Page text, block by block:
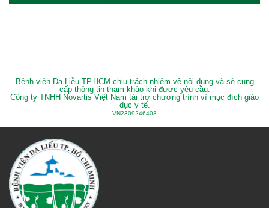
Bệnh viện Da Liễu TP.HCM chịu trách nhiệm về nội dung và sẽ cung
cấp thông tin tham khảo khi được yêu cầu.
Công ty TNHH Novartis Việt Nam tài trợ chương trình vì mục đích giáo
dục y tế.
VN2309246403